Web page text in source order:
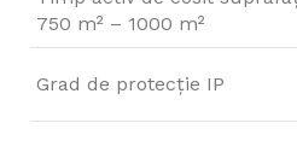
750 m² – 1000 m²
Grad de protecție IP